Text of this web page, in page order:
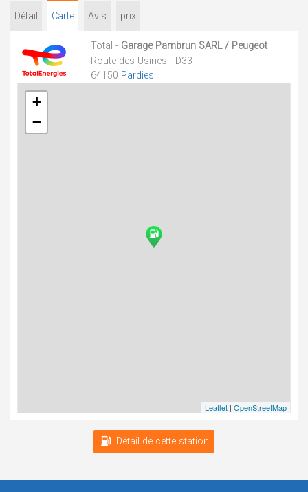
Détail Carte Avis prix
Total - Garage Pambrun SARL / Peugeot
Route des Usines - D33
64150 Pardies
+
−
Leaflet | OpenStreetMap
Détail de cette station